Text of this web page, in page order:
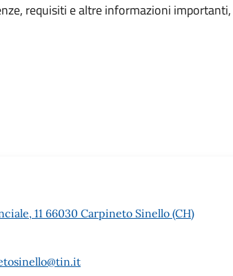
requisiti e altre informazioni
11 66030 Carpineto Sinello (CH)